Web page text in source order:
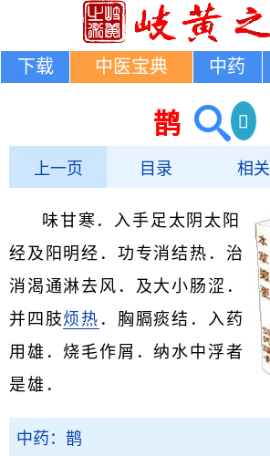
下载 中医宝典 中药
鹊
上一页 目录 相关
味甘寒．入手足太阴太阳
经及阳明经．功专消结热．治
消渴通淋去风．及大小肠涩．
并四肢烦热 ．胸膈痰结．入药
用雄．烧毛作屑．纳水中浮者
是雄．
中药：鹊